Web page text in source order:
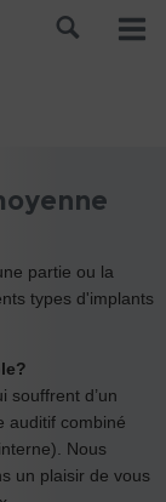
partie ou la
types d'implants
souffrent d’un
auditif combiné
Nous
un plaisir de vous